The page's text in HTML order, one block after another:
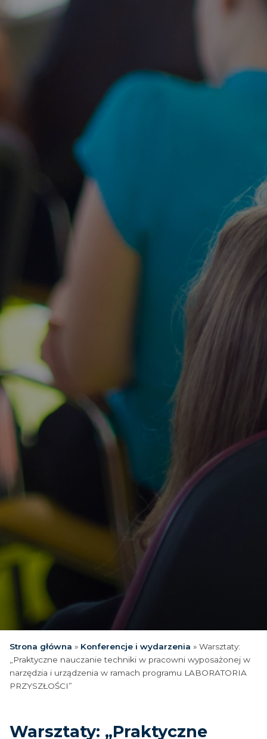
Strona główna » Konferencje i wydarzenia » Warsztaty:
„Praktyczne nauczanie techniki w pracowni wyposażonej w
narzędzia i urządzenia w ramach programu LABORATORIA
PRZYSZŁOŚCI”
Warsztaty: „Praktyczne